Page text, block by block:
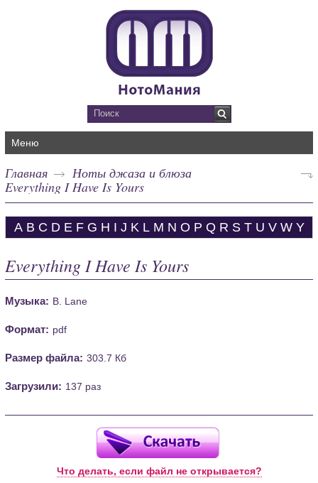
Меню
Главная
Ноты джаза и блюза
Everything I Have Is Yours
A B C D E F G H I J K L M N O P Q R S T U V W Y
Everything I Have Is Yours
Музыка: B. Lane
Формат: pdf
Размер файла: 303.7 Кб
Загрузили: 137 раз
Что делать, если файл не открывается?